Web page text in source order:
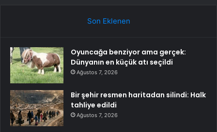
Son Eklenen
Oyuncağa benziyor ama gerçek:
Dünyanın en küçük atı seçildi
Ağustos 7, 2026
Bir şehir resmen haritadan silindi: Halk
tahliye edildi
Ağustos 7, 2026